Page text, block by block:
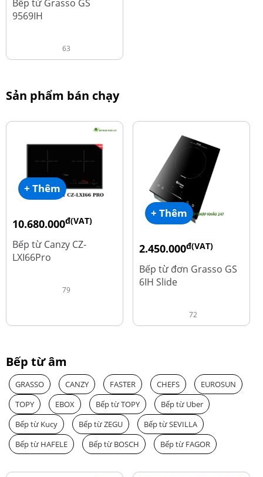
Bếp từ Grasso GS
9569IH
63
Sản phẩm bán chạy
+ Thêm
10.680.000đ(VAT)
15.980.000
Bếp từ Canzy CZ-
LXI66Pro
79
+ Thêm
2.450.000đ(VAT)
3.560.000
Bếp từ đơn Grasso GS
6IH Slide
72
Bếp từ âm
GRASSO CANZY FASTER CHEFS
EUROSUN
TOPY
EBOX Bếp từ TOPY
Bếp từ Uber
Bếp từ Kucy
Bếp từ ZEGU
Bếp từ SEVILLA
Bếp từ HAFELE
Bếp từ BOSCH Bếp từ FAGOR